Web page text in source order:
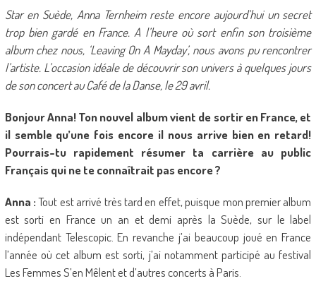
Star en Suède, Anna Ternheim reste encore aujourd’hui un secret
trop bien gardé en France. A l’heure où sort enfin son troisième
album chez nous, ‘Leaving On A Mayday’, nous avons pu rencontrer
l’artiste. L’occasion idéale de découvrir son univers à quelques jours
de son concert au Café de la Danse, le 29 avril.
Bonjour Anna! Ton nouvel album vient de sortir en France, et
il semble qu’une fois encore il nous arrive bien en retard!
Pourrais-tu rapidement résumer ta carrière au public
Français qui ne te connaîtrait pas encore ?
Anna :Tout est arrivé très tard en effet, puisque mon premier album
est sorti en France un an et demi après la Suède, sur le label
indépendant Telescopic. En revanche j’ai beaucoup joué en France
l’année où cet album est sorti, j’ai notamment participé au festival
Les Femmes S’en Mêlent et d’autres concerts à Paris.